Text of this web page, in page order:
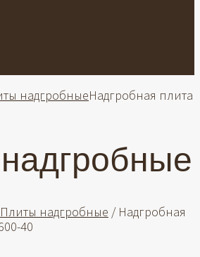
надгробныеНадгробная плита
Плиты надгробные / Надгробная
40